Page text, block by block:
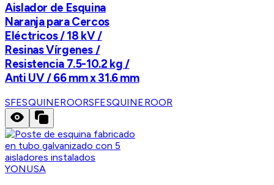
Aislador de Esquina
Naranja para Cercos
Eléctricos / 18 kV /
Resinas Vírgenes /
Resistencia 7.5-10.2 kg /
Anti UV / 66 mm x 31.6 mm
SFESQUINEROORSFESQUINEROOR
YONUSA